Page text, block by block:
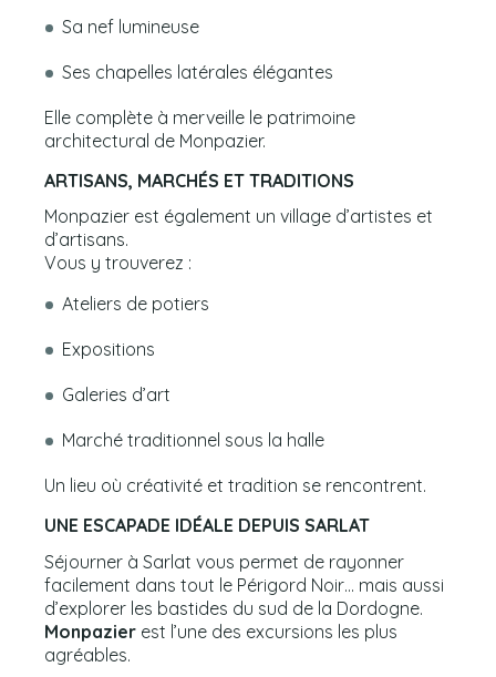
Sa nef lumineuse
Ses chapelles latérales élégantes
Elle complète à merveille le patrimoine
architectural de Monpazier.
ARTISANS, MARCHÉS ET TRADITIONS
Monpazier est également un village d’artistes et
d’artisans.
Vous y trouverez :
Ateliers de potiers
Expositions
Galeries d’art
Marché traditionnel sous la halle
Un lieu où créativité et tradition se rencontrent.
UNE ESCAPADE IDÉALE DEPUIS SARLAT
Séjourner à Sarlat vous permet de rayonner
facilement dans tout le Périgord Noir… mais aussi
d’explorer les bastides du sud de la Dordogne.
Monpazierest l’une des excursions les plus
agréables.